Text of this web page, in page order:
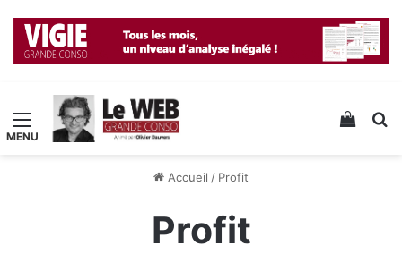
Menu Voir
Accueil / Profit
Profit